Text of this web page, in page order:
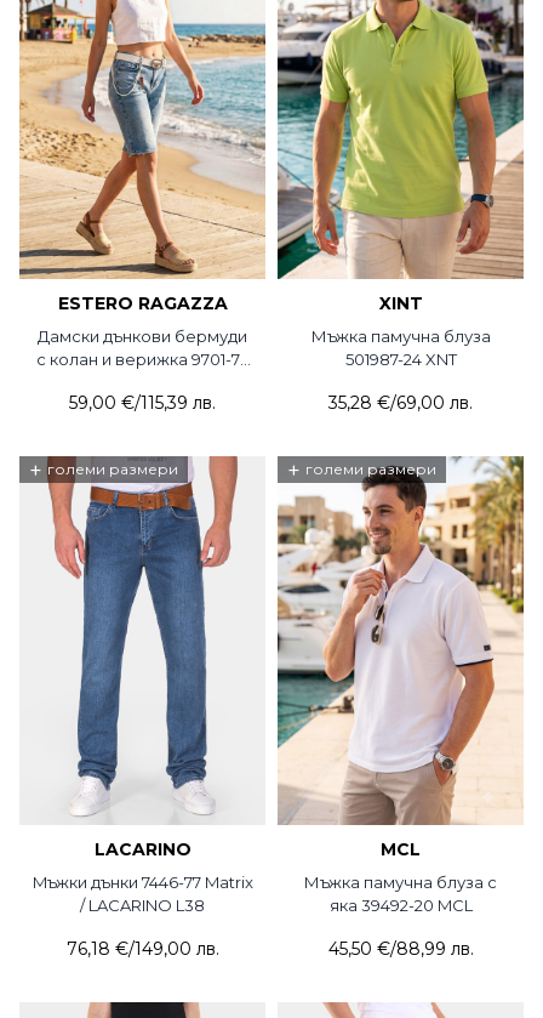
ESTERO RAGAZZA
Дамски дънкови бермуди
с колан и верижка 9701-74
59,00 €/115,39 лв.
XINT
Мъжка памучна блуза
501987-24 XNT
35,28 €/69,00 лв.
+ големи размери
LACARINO
Mъжки дънки 7446-77 Matrix
/ LACARINO L38
76,18 €/149,00 лв.
+ големи размери
MCL
Мъжка памучна блуза с
яка 39492-20 MCL
45,50 €/88,99 лв.